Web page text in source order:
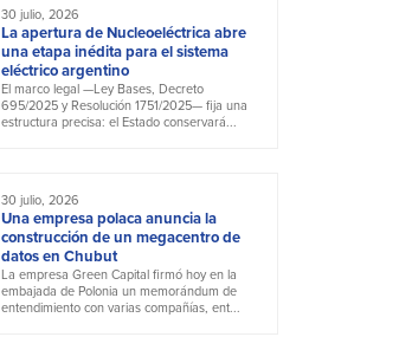
30 julio, 2026
La apertura de Nucleoeléctrica abre
una etapa inédita para el sistema
eléctrico argentino
El marco legal —Ley Bases, Decreto
695/2025 y Resolución 1751/2025— fija una
estructura precisa: el Estado conservará...
30 julio, 2026
Una empresa polaca anuncia la
construcción de un megacentro de
datos en Chubut
La empresa Green Capital firmó hoy en la
embajada de Polonia un memorándum de
entendimiento con varias compañías, ent...